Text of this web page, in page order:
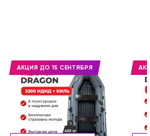
АКЦИЯ ДО 15 СЕНТЯБРЯ